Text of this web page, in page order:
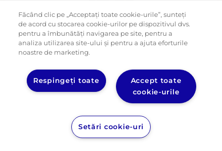
Coccolino Professional Sensitive Balsam de
Rufe Concentrat 200 Washes
Făcând clic pe „Acceptați toate cookie-urile”, sunteți
de acord cu stocarea cookie-urilor pe dispozitivul dvs.
pentru a îmbunătăți navigarea pe site, pentru a
analiza utilizarea site-ului și pentru a ajuta eforturile
noastre de marketing.
Accept toate
cookie-urile
Respingeți toate
Setări cookie-uri